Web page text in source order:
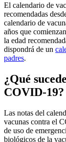
El calendario de
recomendadas
calendario de
años que
la edad
dispondrá de un
padres.
¿Qué
COVID-19?
Las notas del
vacunas contra el
de uso de
biológicos de la